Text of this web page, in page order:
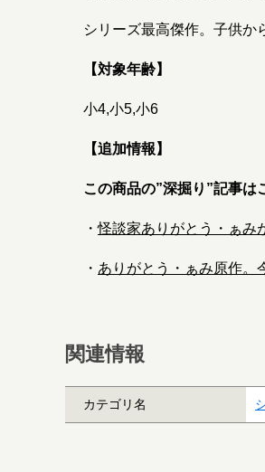
シリーズ最高傑作。子供か
【対象年齢】
小4,小5,小6
【追加情報】
この商品の”深掘り”記事は
・怪談家ありがとう・ぁ
・ ありがとう・ぁみ原作。
関連情報
カテゴリ名